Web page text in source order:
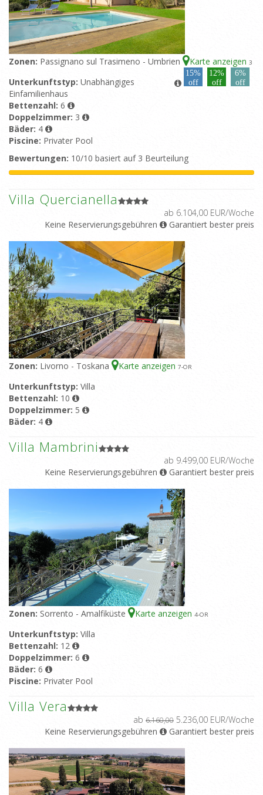
Zonen: Passignano sul Trasimeno - Umbrien Karte anzeigen 3
15%
off
12%
off
6%
off
Unterkunftstyp: Unabhängiges
Einfamilienhaus
Bettenzahl: 6
Doppelzimmer: 3
Bäder: 4
Piscine: Privater Pool
Bewertungen: 10/10 basiert auf 3 Beurteilung
Villa Quercianella
ab 6.104,00 EUR/Woche
Keine Reservierungsgebühren
Garantiert bester preis
Zonen: Livorno - Toskana Karte anzeigen 7-OR
Unterkunftstyp: Villa
Bettenzahl: 10
Doppelzimmer: 5
Bäder: 4
Villa Mambrini
ab 9.499,00 EUR/Woche
Keine Reservierungsgebühren
Garantiert bester preis
Zonen: Sorrento - Amalfiküste Karte anzeigen 4-OR
Unterkunftstyp: Villa
Bettenzahl: 12
Doppelzimmer: 6
Bäder: 6
Piscine: Privater Pool
Villa Vera
ab 6.160,00 5.236,00 EUR/Woche
Keine Reservierungsgebühren
Garantiert bester preis